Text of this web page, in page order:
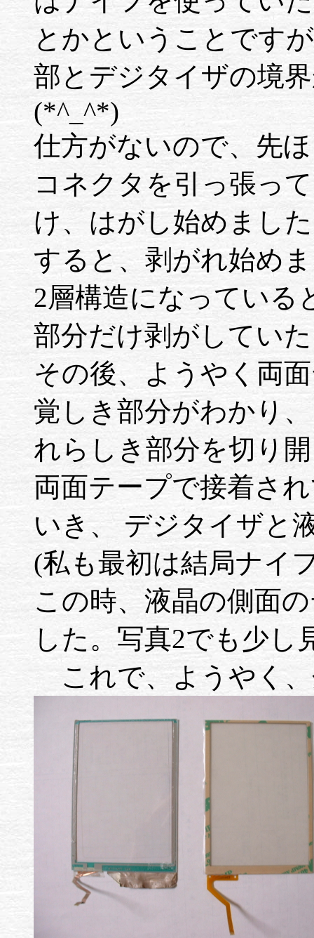
とかということです
部とデジタイザの境
(*^_^*)
仕方がないので、先
コネクタを引っ張っ
け、はがし始めまし
すると、剥がれ始め
2層構造になっている
部分だけ剥がしてい
その後、ようやく両
覚しき部分がわかり
れらしき部分を切り
両面テープで接着さ
いき、 デジタイザと
(私も最初は結局ナイ
この時、液晶の側面
した。写真2でも少し
これで、ようやく